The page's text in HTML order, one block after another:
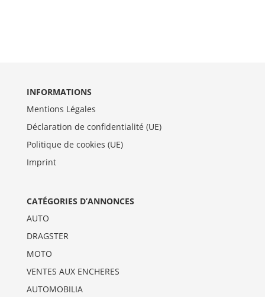
INFORMATIONS
Mentions Légales
Déclaration de confidentialité (UE)
Politique de cookies (UE)
Imprint
CATÉGORIES D’ANNONCES
AUTO
DRAGSTER
MOTO
VENTES AUX ENCHERES
AUTOMOBILIA